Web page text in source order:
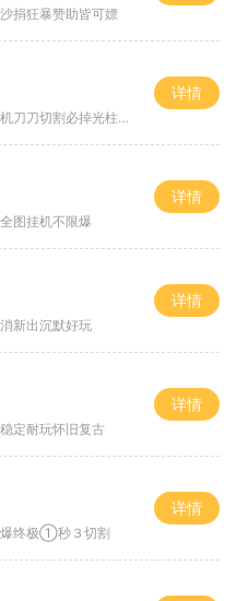
捐狂暴赞助皆可嫖
刀切割必掉光柱自动
详情
图挂机不限爆
详情
新出沉默好玩
详情
定耐玩怀旧复古
详情
爆终极①秒３切割
详情